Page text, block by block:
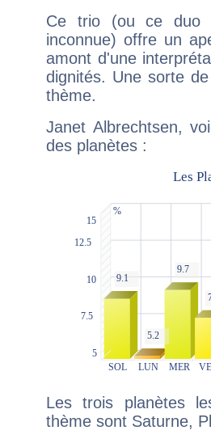
Ce trio (ou ce duo
inconnue) offre un
amont d'une
dignités. Une sorte
thème.
Janet Albrechtsen,
des planètes :
Les trois planètes
thème sont Saturne,